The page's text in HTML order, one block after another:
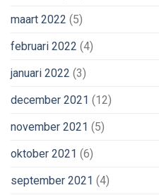
maart 2022 (5)
februari 2022 (4)
januari 2022 (3)
december 2021 (12)
november 2021 (5)
oktober 2021 (6)
september 2021 (4)